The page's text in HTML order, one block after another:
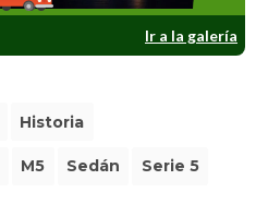
Ir a la galería
Historia
M5 Sedán Serie 5